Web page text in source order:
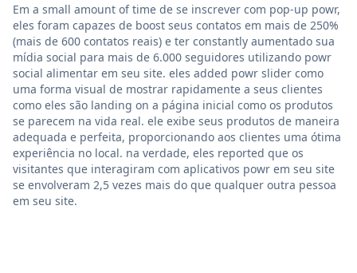
Em a small amount of time de se inscrever com pop-up powr,
eles foram capazes de boost seus contatos em mais de 250%
(mais de 600 contatos reais) e ter constantly aumentado sua
mídia social para mais de 6.000 seguidores utilizando powr
social alimentar em seu site. eles added powr slider como
uma forma visual de mostrar rapidamente a seus clientes
como eles são landing on a página inicial como os produtos
se parecem na vida real. ele exibe seus produtos de maneira
adequada e perfeita, proporcionando aos clientes uma ótima
experiência no local. na verdade, eles reported que os
visitantes que interagiram com aplicativos powr em seu site
se envolveram 2,5 vezes mais do que qualquer outra pessoa
em seu site.